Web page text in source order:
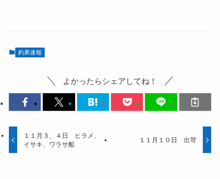
釣果速報
よかったらシェアしてね！
１１月３、４日 ヒラメ、
イサキ、ワラサ船
１１月１０日 出苛